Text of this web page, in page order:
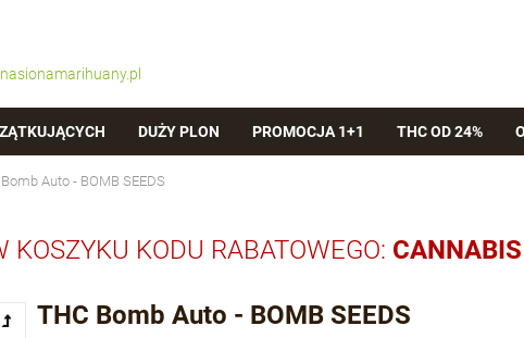
DUŻY PLON PROMOCJA 1+1 THC OD 24%
Auto - BOMB SEEDS
KOSZYKU KODU RABATOWEGO: CANNABIS
THC Bomb Auto - BOMB SEEDS